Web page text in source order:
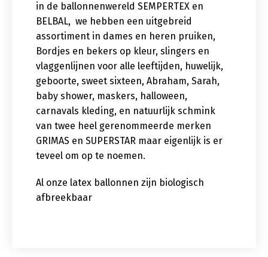
in de ballonnenwereld SEMPERTEX en
BELBAL, we hebben een uitgebreid
assortiment in dames en heren pruiken,
Bordjes en bekers op kleur, slingers en
vlaggenlijnen voor alle leeftijden, huwelijk,
geboorte, sweet sixteen, Abraham, Sarah,
baby shower, maskers, halloween,
carnavals kleding, en natuurlijk schmink
van twee heel gerenommeerde merken
GRIMAS en SUPERSTAR maar eigenlijk is er
teveel om op te noemen.
Al onze latex ballonnen zijn biologisch
afbreekbaar